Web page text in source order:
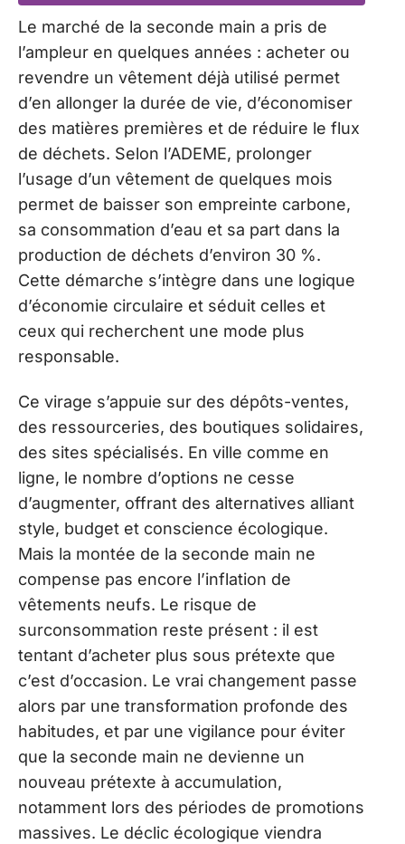
Le marché de la seconde main a pris de
l’ampleur en quelques années : acheter ou
revendre un vêtement déjà utilisé permet
d’en allonger la durée de vie, d’économiser
des matières premières et de réduire le flux
de déchets. Selon l’ADEME, prolonger
l’usage d’un vêtement de quelques mois
permet de baisser son empreinte carbone,
sa consommation d’eau et sa part dans la
production de déchets d’environ 30 %.
Cette démarche s’intègre dans une logique
d’économie circulaire et séduit celles et
ceux qui recherchent une mode plus
responsable.
Ce virage s’appuie sur des dépôts-ventes,
des ressourceries, des boutiques solidaires,
des sites spécialisés. En ville comme en
ligne, le nombre d’options ne cesse
d’augmenter, offrant des alternatives alliant
style, budget et conscience écologique.
Mais la montée de la seconde main ne
compense pas encore l’inflation de
vêtements neufs. Le risque de
surconsommation reste présent : il est
tentant d’acheter plus sous prétexte que
c’est d’occasion. Le vrai changement passe
alors par une transformation profonde des
habitudes, et par une vigilance pour éviter
que la seconde main ne devienne un
nouveau prétexte à accumulation,
notamment lors des périodes de promotions
massives. Le déclic écologique viendra